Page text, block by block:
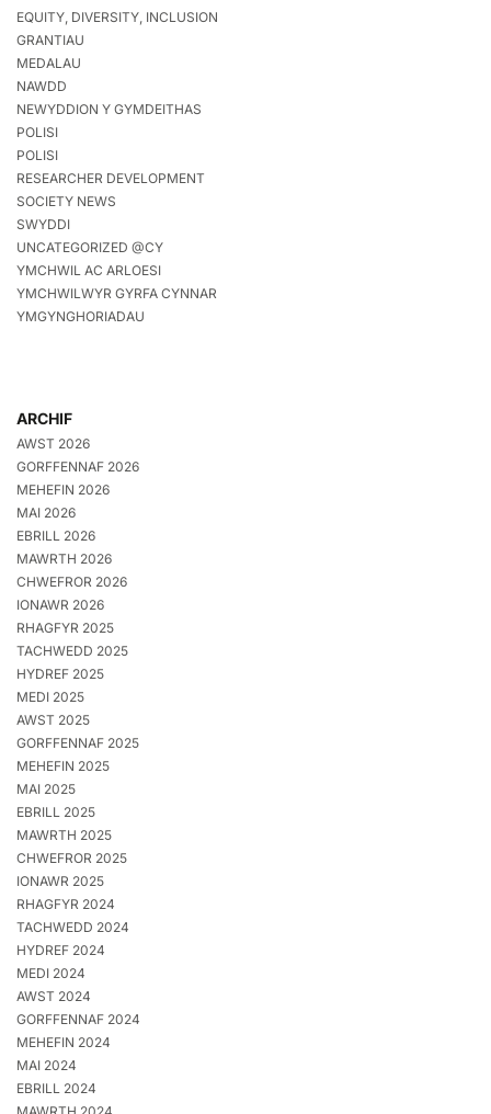
EQUITY, DIVERSITY, INCLUSION
GRANTIAU
MEDALAU
NAWDD
NEWYDDION Y GYMDEITHAS
POLISI
POLISI
RESEARCHER DEVELOPMENT
SOCIETY NEWS
SWYDDI
UNCATEGORIZED @CY
YMCHWIL AC ARLOESI
YMCHWILWYR GYRFA CYNNAR
YMGYNGHORIADAU
ARCHIF
AWST 2026
GORFFENNAF 2026
MEHEFIN 2026
MAI 2026
EBRILL 2026
MAWRTH 2026
CHWEFROR 2026
IONAWR 2026
RHAGFYR 2025
TACHWEDD 2025
HYDREF 2025
MEDI 2025
AWST 2025
GORFFENNAF 2025
MEHEFIN 2025
MAI 2025
EBRILL 2025
MAWRTH 2025
CHWEFROR 2025
IONAWR 2025
RHAGFYR 2024
TACHWEDD 2024
HYDREF 2024
MEDI 2024
AWST 2024
GORFFENNAF 2024
MEHEFIN 2024
MAI 2024
EBRILL 2024